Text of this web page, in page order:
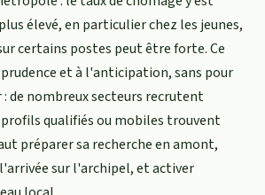
élevé, en particulier chez les jeunes,
certains postes peut être forte. Ce
et à l'anticipation, sans pour
de nombreux secteurs recrutent
qualifiés ou mobiles trouvent
préparer sa recherche en amont,
sur l'archipel, et activer